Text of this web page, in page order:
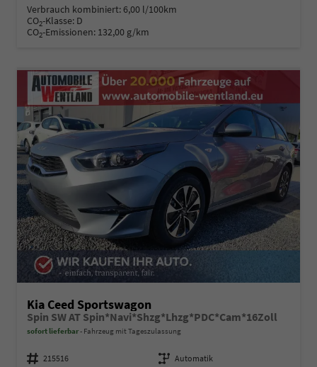
Verbrauch kombiniert:6,00 l/100km
CO2-Klasse: D
CO2-Emissionen: 132,00 g/km
Kia Ceed Sportswagon
Spin SW AT Spin*Navi*Shzg*Lhzg*PDC*Cam*16Zoll
sofort lieferbar Fahrzeug mit Tageszulassung
Fahrzeugnummer 215516 Getriebe Automatik